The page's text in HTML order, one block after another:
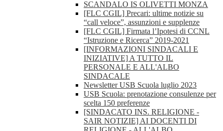
SCANDALO IS OLIVETTI MONZA
[FLC CGIL] Precari: ultime notizie su
“call veloce”, assunzioni e supplenze
[FLC CGIL] Firmata l’Ipotesi di CCNL
“Istruzione e Ricerca” 2019-2021
[INFORMAZIONI SINDACALI E
INIZIATIVE] A TUTTO IL
PERSONALE E ALL'ALBO
SINDACALE
Newsletter USB Scuola luglio 2023
USB Scuola: prenotazione consulenze per
scelta 150 preferenze
[SINDACATO INS. RELIGIONE -
SAIR NOTIZIE] AI DOCENTI DI